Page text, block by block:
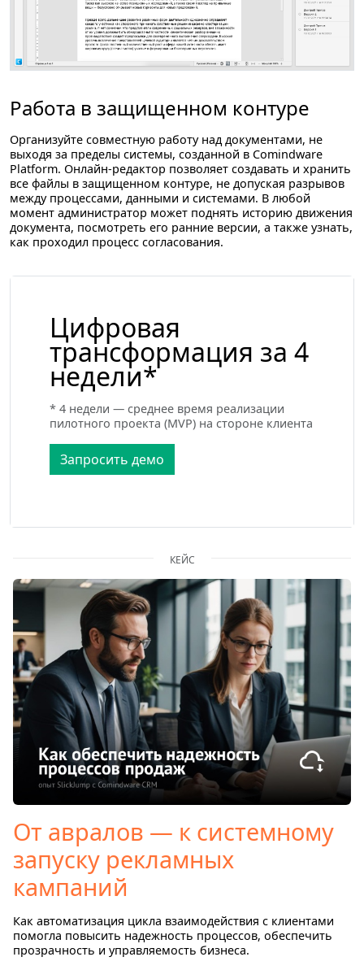
Работа в защищенном контуре
Организуйте совместную работу над документами, не
выходя за пределы системы, созданной в Comindware
Platform. Онлайн-редактор позволяет создавать и хранить
все файлы в защищенном контуре, не допуская разрывов
между процессами, данными и системами. В любой
момент администратор может поднять историю движения
документа, посмотреть его ранние версии, а также узнать,
как проходил процесс согласования.
Цифровая
трансформация за 4
недели*
* 4 недели — среднее время реализации
пилотного проекта (MVP) на стороне клиента
Запросить демо
КЕЙС
От авралов — к системному
запуску рекламных
кампаний
Как автоматизация цикла взаимодействия с клиентами
помогла повысить надежность процессов, обеспечить
прозрачность и управляемость бизнеса.